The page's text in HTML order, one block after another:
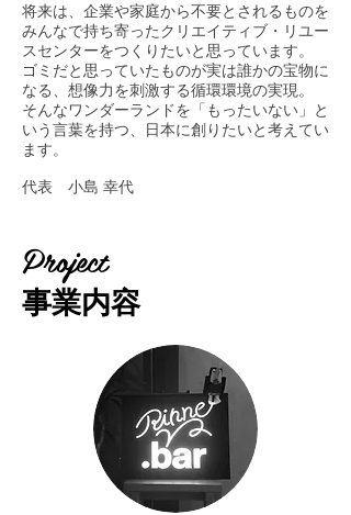
将来は、企業や家庭から不要とされるものを
みんなで持ち寄ったクリエイティブ・リユー
スセンターをつくりたいと思っています。
ゴミだと思っていたものが実は誰かの宝物に
なる、想像力を刺激する循環環境の実現。
そんなワンダーランドを「もったいない」と
いう言葉を持つ、日本に創りたいと考えてい
ます。
​代表 小島 幸代
Project
事業内容